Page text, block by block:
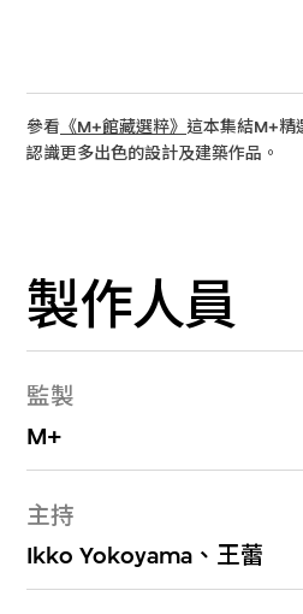
參看 《M+館藏選粹》這本集結M+精
認識更多出色的設計及建築作品。
製作人員
監製
M+
主持
Ikko Yokoyama、王蕾